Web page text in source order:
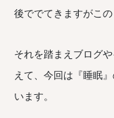
後ででてきますがこの
それを踏まえブログ
えて、今回は『睡眠
います。